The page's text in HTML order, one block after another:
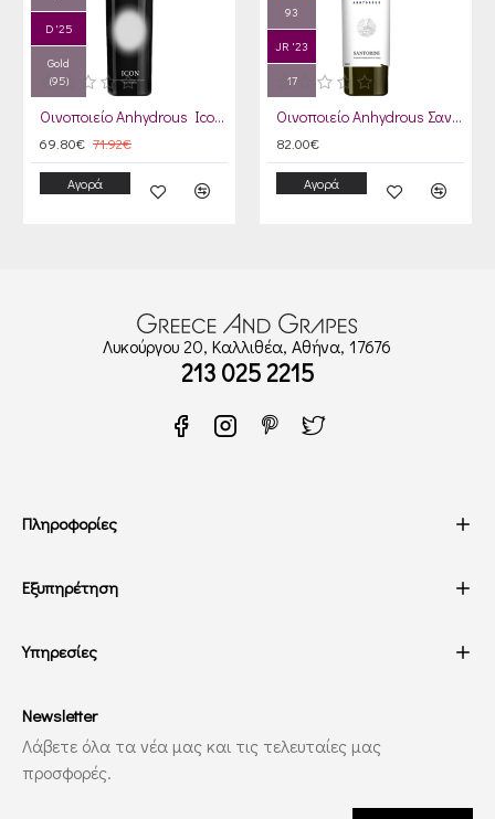
D '25
Gold
(95)
Οινοποιείο Anhydrous Icon 2024
69.80€ 71.92€
Αγορά
93
JR '23
17
Οινοποιείο Anhydrous Σαντορίνη 2024
82.00€
Αγορά
Λυκούργου 20, Καλλιθέα, Αθήνα, 17676
213 025 2215
Πληροφορίες
Εξυπηρέτηση
Υπηρεσίες
Newsletter
Λάβετε όλα τα νέα μας και τις τελευταίες μας
προσφορές.